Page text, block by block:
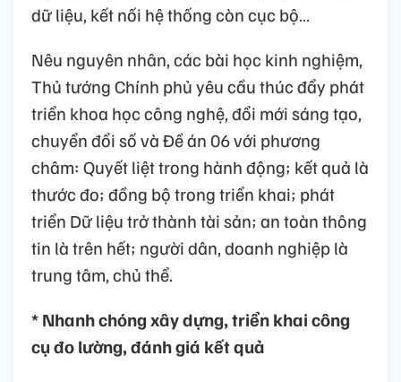
dữ liệu, kết nối hệ thống còn cục bộ…
Nêu nguyên nhân, các bài học kinh nghiệm,
Thủ tướng Chính phủ yêu cầu thúc đẩy phát
triển khoa học công nghệ, đổi mới sáng tạo,
chuyển đổi số và Đề án 06 với phương
châm: Quyết liệt trong hành động; kết quả là
thước đo; đồng bộ trong triển khai; phát
triển Dữ liệu trở thành tài sản; an toàn thông
tin là trên hết; người dân, doanh nghiệp là
trung tâm, chủ thể.
* Nhanh chóng xây dựng, triển khai công
cụ đo lường, đánh giá kết quả